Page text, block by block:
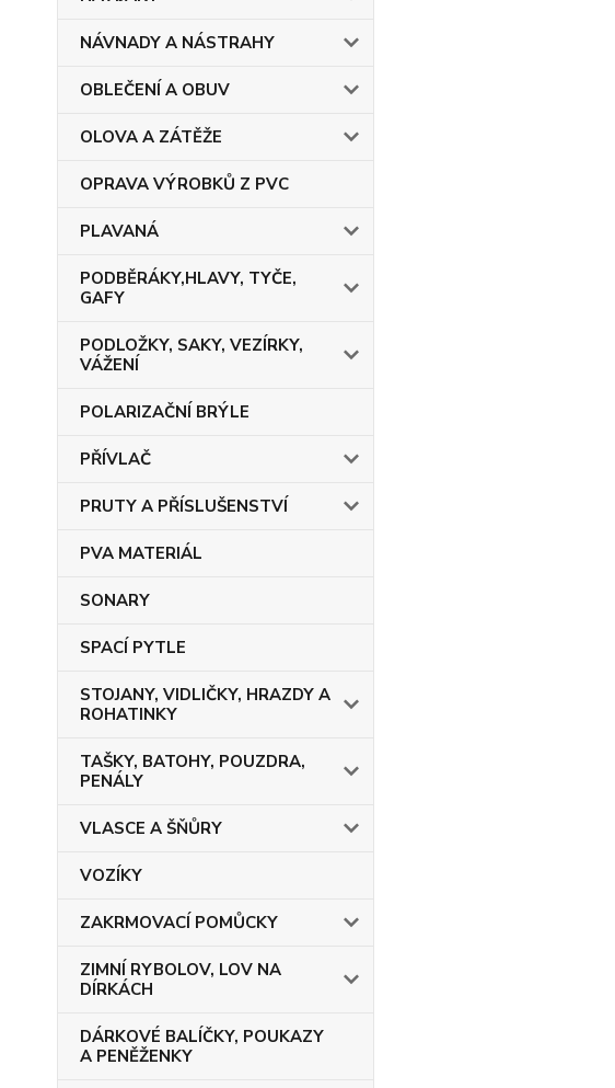
NÁVNADY A NÁSTRAHY
OBLEČENÍ A OBUV
OLOVA A ZÁTĚŽE
OPRAVA VÝROBKŮ Z PVC
PLAVANÁ
PODBĚRÁKY,HLAVY, TYČE,
GAFY
PODLOŽKY, SAKY, VEZÍRKY,
VÁŽENÍ
POLARIZAČNÍ BRÝLE
PŘÍVLAČ
PRUTY A PŘÍSLUŠENSTVÍ
PVA MATERIÁL
SONARY
SPACÍ PYTLE
STOJANY, VIDLIČKY, HRAZDY A
ROHATINKY
TAŠKY, BATOHY, POUZDRA,
PENÁLY
VLASCE A ŠŇŮRY
VOZÍKY
ZAKRMOVACÍ POMŮCKY
ZIMNÍ RYBOLOV, LOV NA
DÍRKÁCH
DÁRKOVÉ BALÍČKY, POUKAZY
A PENĚŽENKY